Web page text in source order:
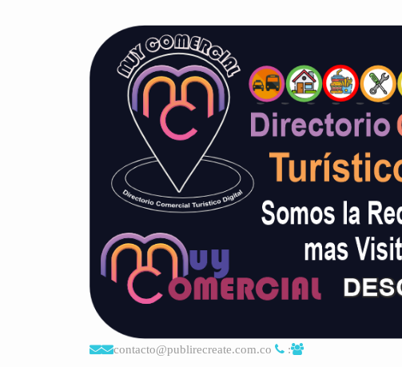
contacto@publirecreate.com.co :